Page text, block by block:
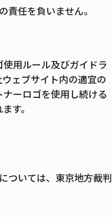
任を負いません。
用ルール及びガイドラ
ェブサイト内の適宜の
ーロゴを使用し続ける
す。
ついては、東京地方裁判